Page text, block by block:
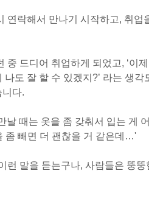
연락해서 만나기 시작하고, 취
중 드디어 취업하게 되었고, ‘이
나도 잘 할 수 있겠지?’ 라는 생
니다.
날 때는 옷을 좀 갖춰서 입는 게
좀 빼면 더 괜찮을 거 같은데…'
런 말을 듣는구나, 사람들은 뚱